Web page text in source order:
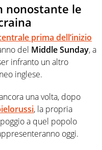
nonostante le
prima dell’inizio
del Middle Sunday, a
infranto un altro
inglese.
una volta, dopo
, la propria
a quel popolo
oggi.